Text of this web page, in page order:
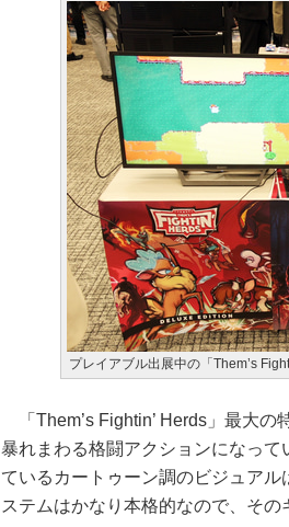
プレイアブル出展中の「Them’s
「Them’s Fightin’ Herds」最大の
暴れまわる格闘アクションになっ
ているカートゥーン調のビジュア
ステムはかなり本格的なので、その